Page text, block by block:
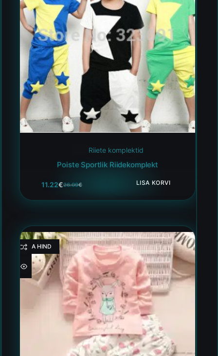
Riiete komplektid
Poiste Sportlik Riidekomplekt
26.09€
11.22€ LISA KORVI
HEA HIND